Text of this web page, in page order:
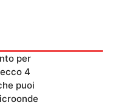
per
4
puoi